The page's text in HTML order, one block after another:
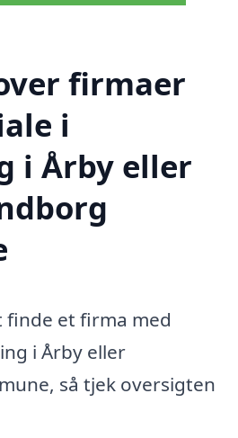
firmaer
i
i Årby eller
finde et firma med
i Årby eller
så tjek oversigten